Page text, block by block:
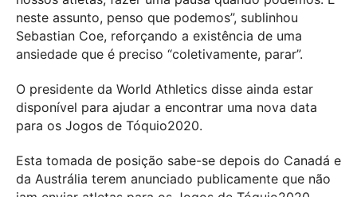
neste assunto, penso que podemos”, sublinhou
Sebastian Coe, reforçando a existência de uma
ansiedade que é preciso “coletivamente, parar”.
O presidente da World Athletics disse ainda estar
disponível para ajudar a encontrar uma nova data
para os Jogos de Tóquio2020.
Esta tomada de posição sabe-se depois do Canadá e
da Austrália terem anunciado publicamente que não